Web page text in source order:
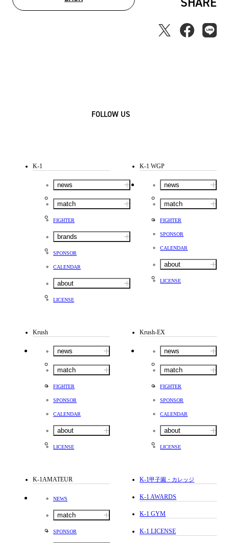
FOLLOW US
K-1
news
match
FIGHTER
brands
SPONSOR
CALENDAR
about
LICENSE
K-1 WGP
news
match
FIGHTER
SPONSOR
CALENDAR
about
LICENSE
Krush
news
match
FIGHTER
SPONSOR
CALENDAR
about
LICENSE
Krush-EX
news
match
FIGHTER
SPONSOR
CALENDAR
about
LICENSE
K-1AMATEUR
NEWS
match
SPONSOR
K-1甲子園・カレッジ
K-1 AWARDS
K-1 GYM
K-1 LICENSE